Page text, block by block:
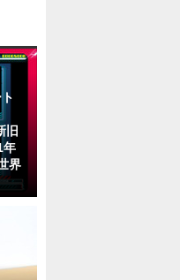
旧
年
界